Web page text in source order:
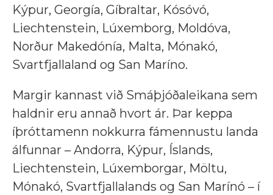
Kýpur, Georgía, Gíbraltar, Kósóvó,
Liechtenstein, Lúxemborg, Moldóva,
Norður Makedónía, Malta, Mónakó,
Svartfjallaland og San Maríno.
Margir kannast við Smáþjóðaleikana sem
haldnir eru annað hvort ár. Þar keppa
íþróttamenn nokkurra fámennustu landa
álfunnar – Andorra, Kýpur, Íslands,
Liechtenstein, Lúxemborgar, Möltu,
Mónakó, Svartfjallalands og San Marínó – í